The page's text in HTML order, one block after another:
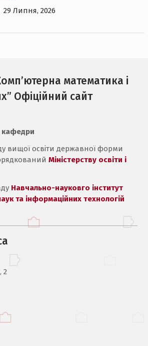
29 Липня, 2026
математика і
Офіційний сайт
кафедри
вищої освіти державної форми
Міністерству освіти і
Навчально-науковго інститут
та інформаційних технологій
2